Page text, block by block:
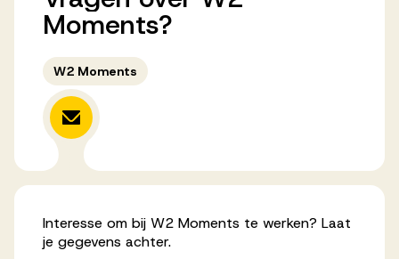
Werken bij AV
Aanmelden
Voor kandidaten
Moments?
W2 Moments
Interesse om bij W2 Moments te werken? Laat
je gegevens achter.